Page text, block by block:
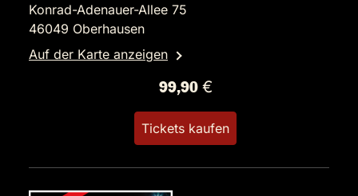
Konrad-Adenauer-Allee 75
46049 Oberhausen
Auf der Karte anzeigen
99,90 €
Tickets kaufen